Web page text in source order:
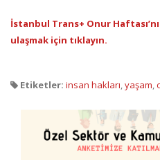
İstanbul Trans+ Onur
ulaşmak için tıklayın.
Etiketler: insan hakları,yaşam,